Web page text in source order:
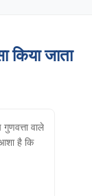
किया जाता
वाले
है कि